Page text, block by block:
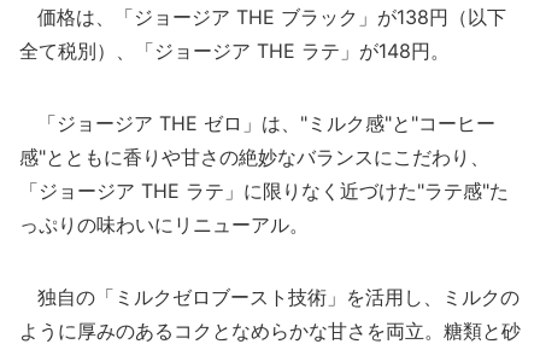
価格は、「ジョージア THE ブラック」が138円（以下
全て税別）、「ジョージア THE ラテ」が148円。
「ジョージア THE ゼロ」は、"ミルク感"と"コーヒー
感"とともに香りや甘さの絶妙なバランスにこだわり、
「ジョージア THE ラテ」に限りなく近づけた"ラテ感"た
っぷりの味わいにリニューアル。
独自の「ミルクゼロブースト技術」を活用し、ミルクの
ように厚みのあるコクとなめらかな甘さを両立。糖類と砂